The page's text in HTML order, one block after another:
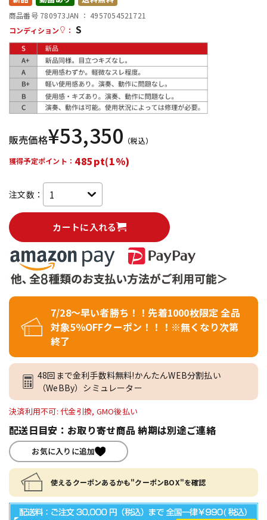
商品番号 780973JAN ： 4957054521721
コンディション
： S
販売価格¥53,350 （税込）
獲得予定ポイント： 485pt(1%)
注文数：
カートに入れる
7/28～早い者勝ち！！先着1000枚限定 全品
対象5％OFFクーポン！！！※無くなり次第
終了
48回まで金利手数料無料!かんたんWEB分割払い
（WeBBy）シミュレーター
決済利用不可: 代金引換, GMO後払い
配送日目安：お取り寄せ商品 納期は別途ご連絡
お気に入りに追加
使えるクーポンあるかも"クーポンBOX"を確認